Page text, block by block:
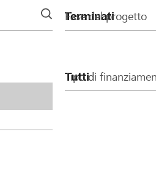
Fase del progetto
Tipo di